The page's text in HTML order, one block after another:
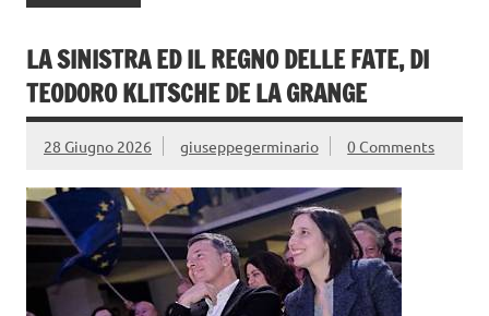
LA SINISTRA ED IL REGNO DELLE FATE, DI
TEODORO KLITSCHE DE LA GRANGE
28 Giugno 2026 giuseppegerminario 0 Comments